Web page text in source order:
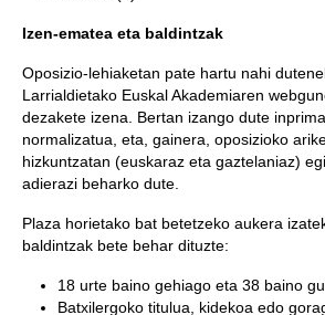
Izen-ematea eta baldintzak
Oposizio-lehiaketan pate hartu nahi
Larrialdietako Euskal Akademiaren
dezakete izena. Bertan izango dute
normalizatua, eta, gainera, oposizioko
hizkuntzatan (euskaraz eta gaztelaniaz)
adierazi beharko dute.
Plaza horietako bat betetzeko aukera
baldintzak bete behar dituzte:
18 urte baino gehiago eta 38 baino
Batxilergoko titulua, kidekoa edo